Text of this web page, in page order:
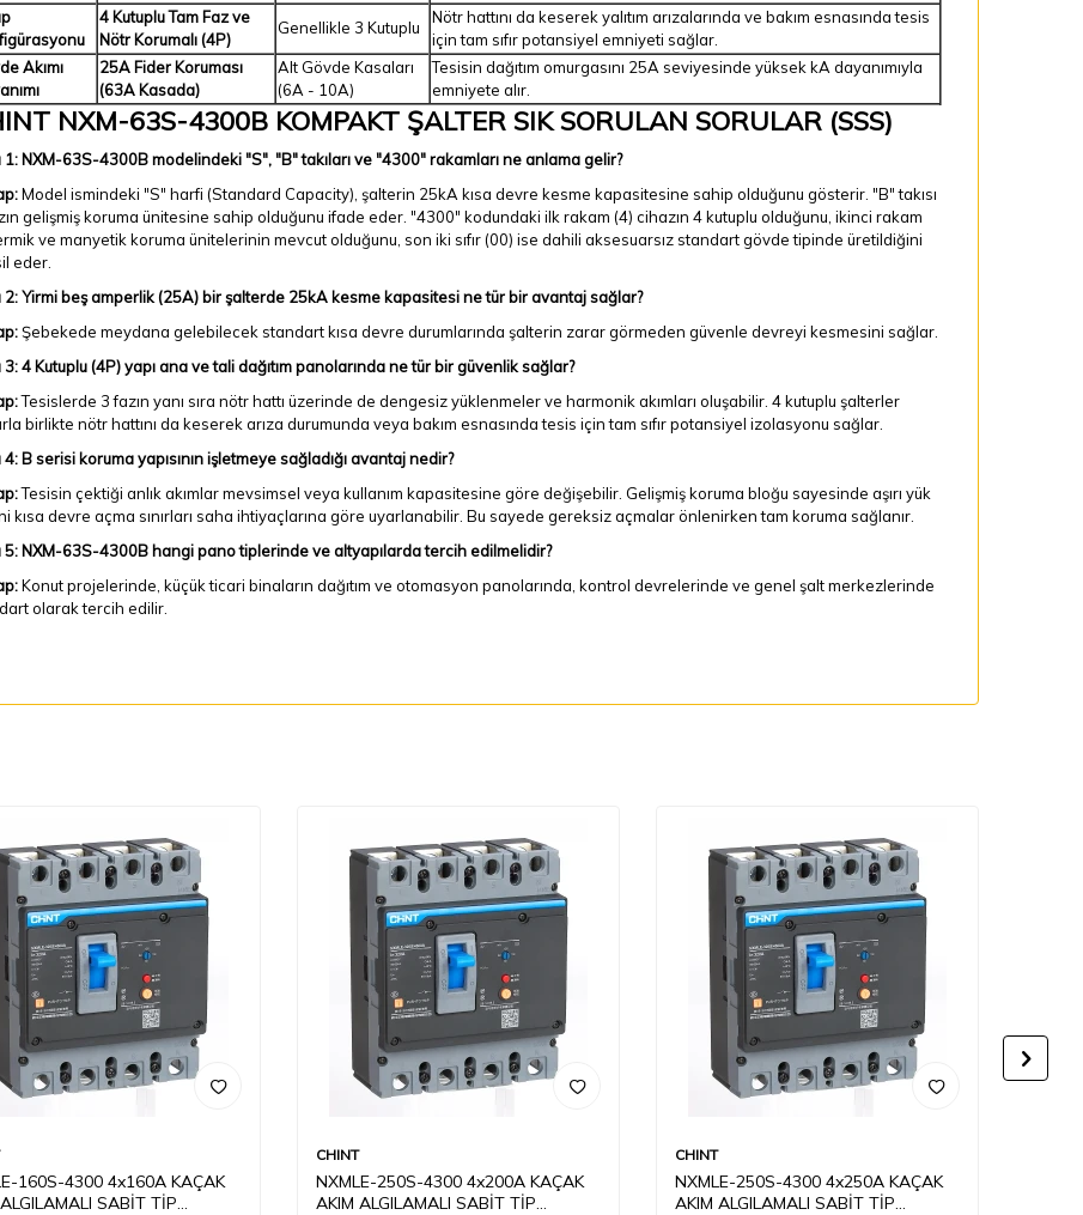
4 Kutuplu Tam Faz ve
Nötr Korumalı (4P)
Genellikle 3 Kutuplu
Nötr hattını da keserek yalıtım arızalarında ve bakım esnasında tesis
için tam sıfır potansiyel emniyeti sağlar.
Akımı
25A Fider Koruması
(63A Kasada)
Alt Gövde Kasaları
(6A - 10A)
Tesisin dağıtım omurgasını 25A seviyesinde yüksek kA dayanımıyla
emniyete alır.
NXM-63S-4300B KOMPAKT ŞALTER SIK SORULAN SORULAR (SSS)
1: NXM-63S-4300B modelindeki "S", "B" takıları ve "4300" rakamları ne anlama gelir?
Model ismindeki "S" harfi (Standard Capacity), şalterin 25kA kısa devre kesme kapasitesine sahip olduğunu gösterir. "B" takısı
gelişmiş koruma ünitesine sahip olduğunu ifade eder. "4300" kodundaki ilk rakam (4) cihazın 4 kutuplu olduğunu, ikinci rakam
ve manyetik koruma ünitelerinin mevcut olduğunu, son iki sıfır (00) ise dahili aksesuarsız standart gövde tipinde üretildiğini
eder.
2: Yirmi beş amperlik (25A) bir şalterde 25kA kesme kapasitesi ne tür bir avantaj sağlar?
Şebekede meydana gelebilecek standart kısa devre durumlarında şalterin zarar görmeden güvenle devreyi kesmesini sağlar.
3: 4 Kutuplu (4P) yapı ana ve tali dağıtım panolarında ne tür bir güvenlik sağlar?
Tesislerde 3 fazın yanı sıra nötr hattı üzerinde de dengesiz yüklenmeler ve harmonik akımları oluşabilir. 4 kutuplu şalterler
birlikte nötr hattını da keserek arıza durumunda veya bakım esnasında tesis için tam sıfır potansiyel izolasyonu sağlar.
B serisi koruma yapısının işletmeye sağladığı avantaj nedir?
Tesisin çektiği anlık akımlar mevsimsel veya kullanım kapasitesine göre değişebilir. Gelişmiş koruma bloğu sayesinde aşırı yük
kısa devre açma sınırları saha ihtiyaçlarına göre uyarlanabilir. Bu sayede gereksiz açmalar önlenirken tam koruma sağlanır.
5: NXM-63S-4300B hangi pano tiplerinde ve altyapılarda tercih edilmelidir?
Konut projelerinde, küçük ticari binaların dağıtım ve otomasyon panolarında, kontrol devrelerinde ve genel şalt merkezlerinde
olarak tercih edilir.
160S-4300 4x160A KAÇAK
SABİT TİP
CHINT
NXMLE-250S-4300 4x200A KAÇAK
AKIM ALGILAMALI SABİT TİP
CHINT
NXMLE-250S-4300 4x250A KAÇAK
AKIM ALGILAMALI SABİT TİP